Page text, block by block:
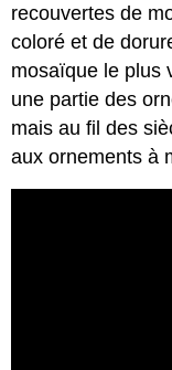
recouvertes de
coloré et de
mosaïque le plus
une partie des
mais au fil des
aux ornements à